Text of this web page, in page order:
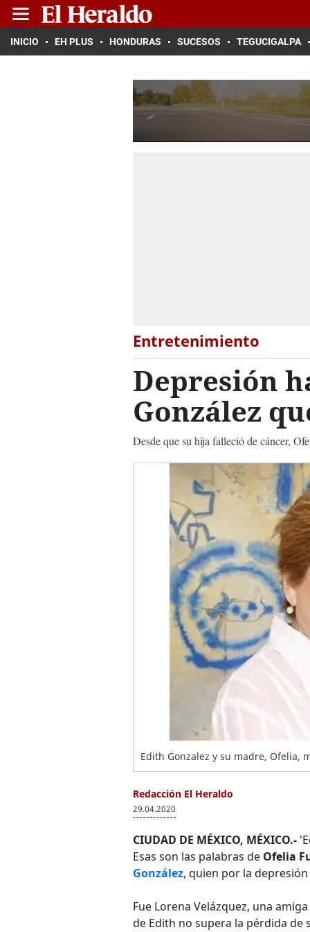
INICIO EH PLUS HONDURAS SUCESOS TEGUCIGALPA
Entretenimiento
Depresión
González
Desde que su hija falleció de cáncer,
Edith Gonzalez y su madre, Ofelia,
Redacción El Heraldo
29.04.2020
CIUDAD DE MÉXICO, MÉXICO.-
Esas son las palabras de Ofelia
González, quien por la
Fue Lorena Velázquez, una
de Edith no supera la pérdida de